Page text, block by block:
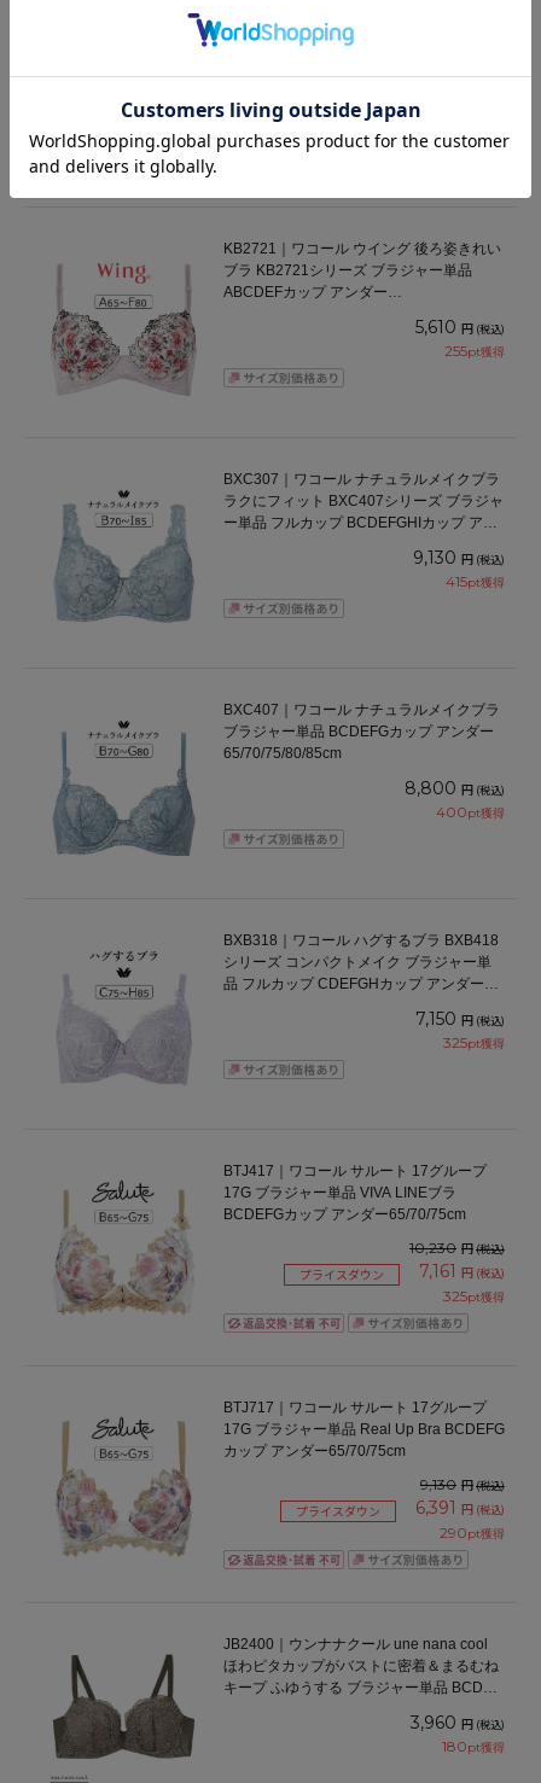
ルカップ BCDEFカップ アンダー
8,030 円(税込)
KB2721｜ワコール ウイング 後ろ姿きれい
ブラ KB2721シリーズ ブラジャー単品
ABCDEFカップ アンダー
5,610 円 (税込)
255pt獲得
BXC307｜ワコール ナチュラルメイクブラ
ラクにフィット BXC407シリーズ ブラジャ
ー単品 フルカップ BCDEFGHIカップ アン
9,130 円 (税込)
415pt獲得
BXC407｜ワコール ナチュラルメイクブラ
ブラジャー単品 BCDEFGカップ アンダー
65/70/75/80/85cm
8,800 円 (税込)
400pt獲得
BXB318｜ワコール ハグするブラ BXB418
シリーズ コンパクトメイク ブラジャー単
品 フルカップ CDEFGHカップ アンダー
7,150 円 (税込)
325pt獲得
BTJ417｜ワコール サルート 17グループ
17G ブラジャー単品 VIVA LINEブラ
BCDEFGカップ アンダー65/70/75cm
10,230 円(税込)
プライスダウン 7,161 円 (税込)
325pt獲得
BTJ717｜ワコール サルート 17グループ
17G ブラジャー単品 Real Up Bra BCDEFG
カップ アンダー65/70/75cm
9,130 円(税込)
プライスダウン 6,391 円 (税込)
290pt獲得
JB2400｜ウンナナクール une nana cool
ほわピタカップがバストに密着＆まるむね
キープ ふゆうする ブラジャー単品 BCDEF
3,960 円 (税込)
180pt獲得